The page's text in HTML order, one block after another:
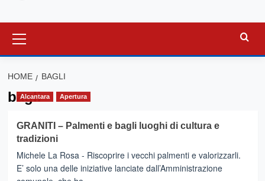
principale
HOME BAGLI
bagli
Alcantara Apertura
GRANITI – Palmenti e bagli luoghi di cultura e
tradizioni
Michele La Rosa - Riscoprire i vecchi palmenti e valorizzarli.
E’ solo una delle iniziative lanciate dall’Amministrazione